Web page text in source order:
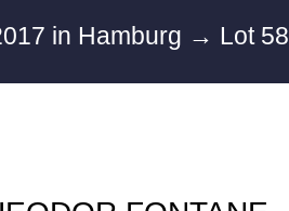
in Hamburg → Lot 58